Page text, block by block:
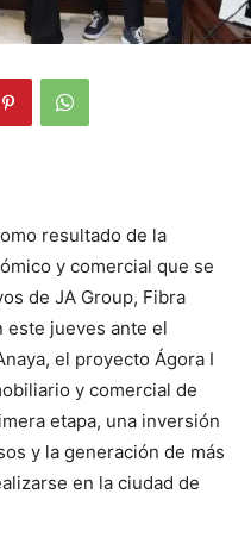
resultado de la
y comercial que se
de JA Group, Fibra
este jueves ante el
el proyecto Ágora I
y comercial de
etapa, una inversión
y la generación de más
en la ciudad de